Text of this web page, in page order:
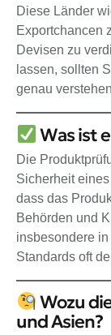
Diese Länder
Exportchancen
Devisen zu
lassen, sollten
genau
Was ist
Die
Sicherheit
dass das
Behörden und
insbesondere
Standards oft
Wozu
und Asien?